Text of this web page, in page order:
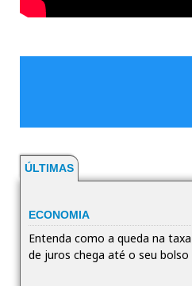
ÚLTIMAS
ECONOMIA
Entenda como a queda na taxa
de juros chega até o seu bolso